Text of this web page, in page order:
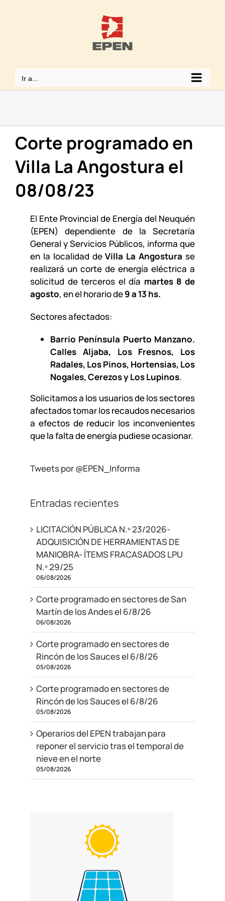
Ir a...
Corte programado en
Villa La Angostura el
08/08/23
El Ente Provincial de Energía del Neuquén
(EPEN) dependiente de la Secretaría
General y Servicios Públicos, informa que
en la localidad deVilla La Angostura se
realizará un corte de energía eléctrica a
solicitud de terceros el día martes 8 de
agosto, en el horario de9 a 13 hs.
Sectores afectados:
Barrio Península Puerto Manzano.
Calles Aljaba, Los Fresnos, Los
Radales, Los Pinos, Hortensias, Los
Nogales, Cerezos y Los Lupinos.
Solicitamos a los usuarios de los sectores
afectados tomar los recaudos necesarios
a efectos de reducir los inconvenientes
que la falta de energía pudiese ocasionar.
Tweets por @EPEN_Informa
Entradas recientes
LICITACIÓN PÚBLICA N.º 23/2026-
ADQUISICIÓN DE HERRAMIENTAS DE
MANIOBRA- ÍTEMS FRACASADOS LPU
N.º 29/25
06/08/2026
Corte programado en sectores de San
Martín de los Andes el 6/8/26
06/08/2026
Corte programado en sectores de
Rincón de los Sauces el 6/8/26
05/08/2026
Corte programado en sectores de
Rincón de los Sauces el 6/8/26
05/08/2026
Operarios del EPEN trabajan para
reponer el servicio tras el temporal de
nieve en el norte
05/08/2026